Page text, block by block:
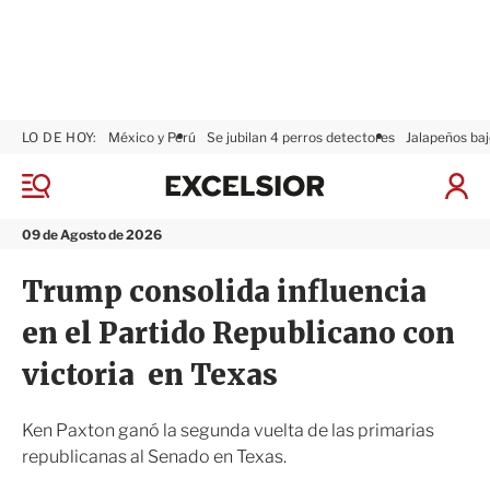
M
n
09 de Agosto de 2026
LO DE HOY: México y Perú Se jubilan 4 perros detectores Jalapeños
I
x
s
i
o
r
Trump consolida influencia
en el Partido Republicano con
victoria en Texas
Ken Paxton ganó la segunda vuelta de las primarias
republicanas al Senado en Texas.